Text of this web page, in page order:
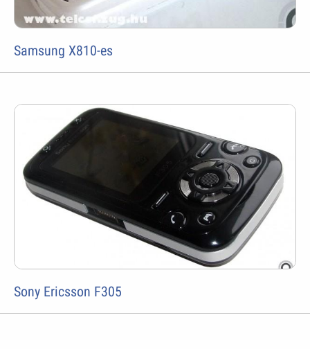
Samsung X810-es
Sony Ericsson F305